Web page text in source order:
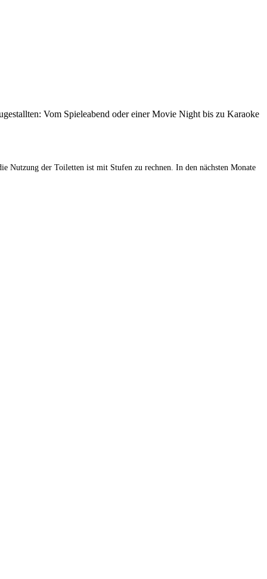
Vom Spieleabend oder einer Movie Night bis zu Karaoke
Nutzung der Toiletten ist mit Stufen zu rechnen. In den nächsten Monate